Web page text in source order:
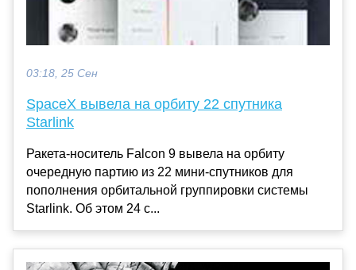
03:18, 25 Сен
SpaceX вывела на орбиту 22 спутника
Starlink
Ракета-носитель Falcon 9 вывела на орбиту
очередную партию из 22 мини-спутников для
пополнения орбитальной группировки системы
Starlink. Об этом 24 с...